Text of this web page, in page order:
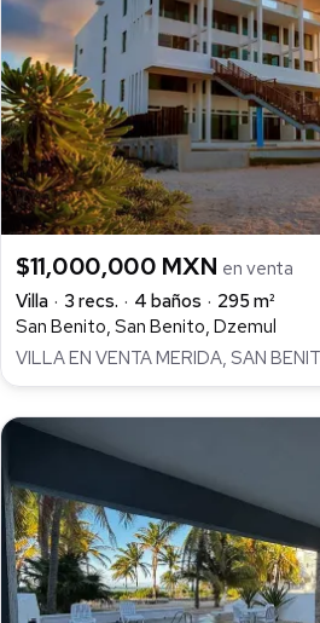
$11,000,000 MXN en venta
Villa
3 recs. 4 baños
295 m²
San Benito, San Benito, Dzemul
VILLA EN VENTA MERIDA, SAN